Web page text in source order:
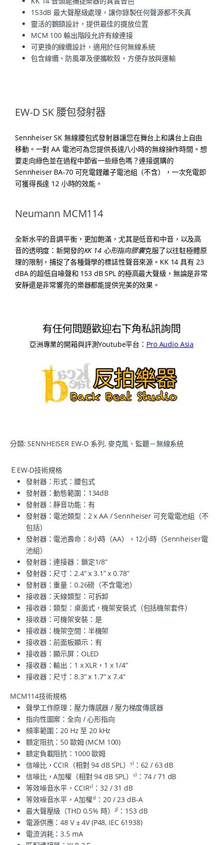
153dB 最大聲壓級處理，讓你錄製任何聲源都不失真
靈活的鵝頸設計，提供最佳的擺放位置
MCM 100 輸出階段允許有線連接
可更換的線纜設計，適用於任何無線系統
包含線纜、防風罩及便攜軟殼，方便存放與運輸
EW-D SK 腰包發射器
Sennheiser SK 無線腰包式發射器讓您在舞台上和講台上自由
移動。一對 AA 電池可為您提供長達八小時的無線操作時間。想
要走向綠色並在過程中節省一些綠色嗎？連接選購的
Sennheiser BA-70 可充電鋰離子電池組（不含），一次充電即
可獲得長達 12 小時的效能。
Neumann MCM114
全新水平的音調平衡，更加飽滿，尤其是低音和中音，以及高
音的透明度：新開發的KK 14 心形指向膠囊克服了以往駐極體原
理的限制，捕捉了各種聲學的標誌性聲音來源。KK 14 具有 23
dBA 的超低自噪聲和 153 dB SPL 的極高最大聲級，無論是非常
安靜還是非常響亮的樂器都能提供完美的效果。
有任何問題歡迎右下角私訊詢問
亞洲專業的開箱與評測Youtube平台： Pro Audio Asia
分類:SENNHEISER EW-D 系列, 麥克風、監聽－無線系統
ＥEW-D技術規格
發射器：形式：腰包式
發射器：動態範圍：134dB
發射器：靜音功能：有
發射器：電池類型：2 x AA / Sennheiser 可充電電池組（不
包括）
發射器：電池壽命：8小時（AA），12小時（Sennheiser電
池組）
發射器：連接器：鎖定1/8”
發射器：尺寸：2.4” x 3.1” x 0.78”
發射器：重量：0.26磅（不含電池）
接收器：天線類型：可拆卸
接收器：類型：桌面式，機架安裝式（包括機架套件）
接收器：可機架安裝：是
接收器：機架空間：半機架
接收器：前面板顯示：有
接收器：顯示屏：OLED
接收器：輸出：1 x XLR，1 x 1/4”
接收器：尺寸：8.3” x 1.7” x 7.4”
MCM114技術規格
聲學工作原理：壓力傳感器 / 壓力梯度傳感器
指向性圖案：全向 / 心形指向
頻率範圍：20 Hz 至 20 kHz
額定阻抗：50 歐姆 (MCM 100)
額定負載阻抗：1000 歐姆
信噪比，CCIR（相對 94 dB SPL）¹⁾：62 / 63 dB
信噪比，A加權（相對 94 dB SPL）¹⁾：74 / 71 dB
等效噪音水平，CCIR¹⁾：32 / 31 dB
等效噪音水平，A加權¹⁾：20 / 23 dB-A
最大聲壓級（THD 0.5% 時）²⁾：153 dB
電源供應：48 V ± 4V (P48, IEC 61938)
電流消耗：3.5 mA